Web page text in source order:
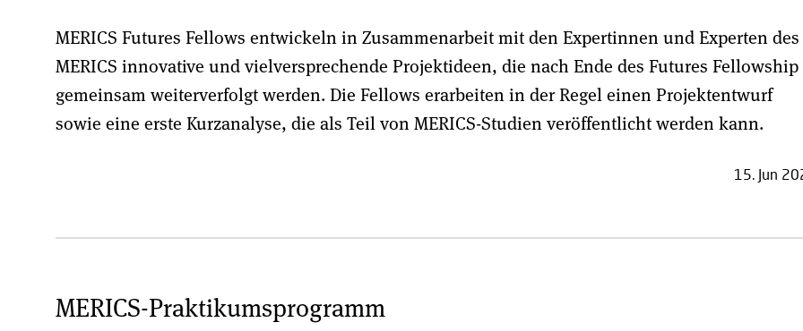
MERICS Futures Fellows entwickeln in Zusammenarbeit mit den Expertinnen und Experten des
MERICS innovative und vielversprechende Projektideen, die nach Ende des Futures Fellowship
gemeinsam weiterverfolgt werden. Die Fellows erarbeiten in der Regel einen Projektentwurf
sowie eine erste Kurzanalyse, die als Teil von MERICS-Studien veröffentlicht werden kann.
15. Jun
MERICS-Praktikumsprogramm